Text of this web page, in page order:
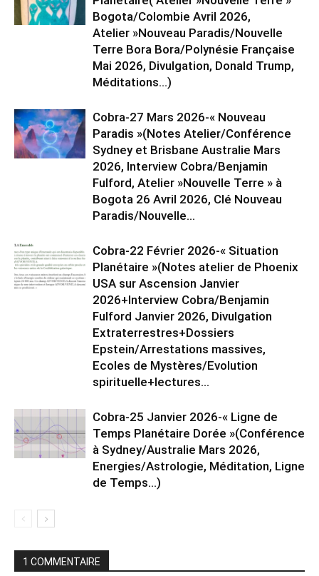
Bogota/Colombie Avril 2026,
Atelier »Nouveau Paradis/Nouvelle
Terre Bora Bora/Polynésie Française
Mai 2026, Divulgation, Donald Trump,
Méditations…)
Cobra-27 Mars 2026-« Nouveau
Paradis »(Notes Atelier/Conférence
Sydney et Brisbane Australie Mars
2026, Interview Cobra/Benjamin
Fulford, Atelier »Nouvelle Terre » à
Bogota 26 Avril 2026, Clé Nouveau
Paradis/Nouvelle...
Cobra-22 Février 2026-« Situation
Planétaire »(Notes atelier de Phoenix
USA sur Ascension Janvier
2026+Interview Cobra/Benjamin
Fulford Janvier 2026, Divulgation
Extraterrestres+Dossiers
Epstein/Arrestations massives,
Ecoles de Mystères/Evolution
spirituelle+lectures...
Cobra-25 Janvier 2026-« Ligne de
Temps Planétaire Dorée »(Conférence
à Sydney/Australie Mars 2026,
Energies/Astrologie, Méditation, Ligne
de Temps…)
1 COMMENTAIRE